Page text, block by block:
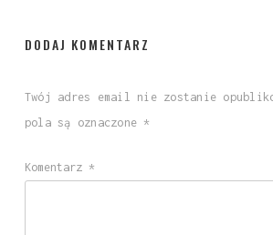
DODAJ KOMENTARZ
Twój adres email nie zostanie
pola są oznaczone *
Komentarz *